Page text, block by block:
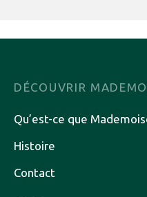
DÉCOUVRIR
Qu’est-ce que
Histoire
Contact